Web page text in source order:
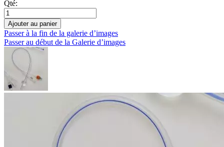
Qté:
Ajouter au panier
Passer à la fin de la galerie d’images
Passer au début de la Galerie d’images